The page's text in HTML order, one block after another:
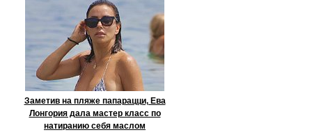
Заметив на пляже папарацци, Ева
Лонгория дала мастер класс по
натиранию себя маслом